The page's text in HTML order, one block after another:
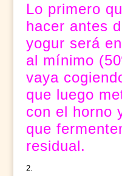
Lo primero
hacer antes
yogur será
al mínimo
vaya
que luego
con el horno
que
residual.